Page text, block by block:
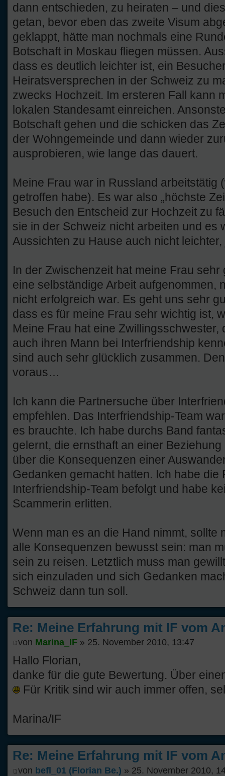
dann entschieden, zu heiraten – und
getan, bevor eben das zweite Visum
geklappt, hätte man nochmals eine
Botschaft in Moskau fliegen müssen.
dass es deutlich leichter ist, ein
Heiratsversprechen in der Schweiz zu
zwecks Hochzeit. Im ersteren Fall kann
lokalen Standesamt einreichen.
Botschaft gehen und die schicken das
der Wohngemeinde und dann wieder
ausprobieren, wie lange das dauert.
Meine Frau war in Russland arbeitstätig
getroffen habe). Es war also „höchste
Besuch den Entscheid zur Hochzeit zu
sie in der Schweiz nicht arbeiten und es
Aussichten zu Hause auch nicht
In der Zwischenzeit hat meine Frau
eine selbständige Arbeit aufgenommen,
nicht erfolgreich war. Es geht uns sehr
dass es für meine Frau sehr wichtig ist,
Meine Frau hat eine Zwillingsschwester,
auch ihren Mann bei Interfriendship
sind auch sehr glücklich zusammen.
voraus…
Ich kann die Partnersuche über
empfehlen. Das Interfriendship-Team
es brauchte. Ich habe durchs Band
gelernt, die ernsthaft an einer
über die Konsequenzen einer
Gedanken gemacht hatten. Ich habe die
Interfriendship-Team befolgt und habe
Scammerin erlitten.
Wenn man es an die Hand nimmt, sollte
alle Konsequenzen bewusst sein: man
sein zu reisen. Letztlich muss man
sich einzuladen und sich Gedanken
Schweiz dann tun soll.
Re: Meine Erfahrung mit IF vom
von Marina_IF » 25. November 2010, 13:47
Hallo Florian,
danke für die gute Bewertung. Über
Für Kritik sind wir auch immer offen,
Marina/IF
Re: Meine Erfahrung mit IF vom
von befl_01 (Florian Be.) » 25. November 2010,